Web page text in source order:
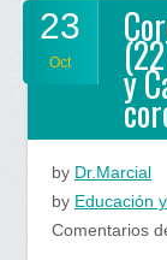
23
Oct y
by Dr.Marcial
by Educación
Comentarios